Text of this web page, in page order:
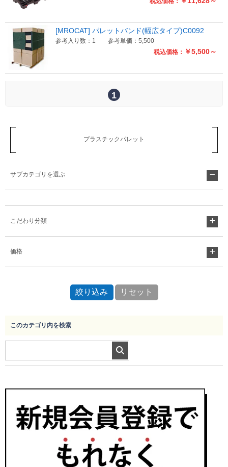
税込価格： ￥5,500～
[MROCAT] パレットバンド(幅広タイプ)C0092
参考入り数：1 参考単価：5,500
1
プラスチックパレット
サブカテゴリを選ぶ
こだわり分類
価格
このカテゴリ内を検索